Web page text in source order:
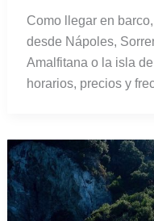
Como llegar en
desde Nápoles,
Amalfitana o la isla
horarios, precios y